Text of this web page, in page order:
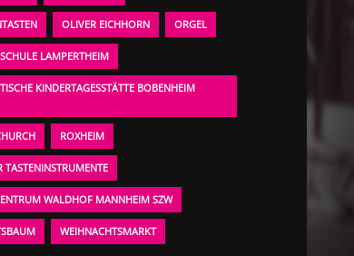
OLIVER EICHHORN ORGEL
LAMPERTHEIM
KINDERTAGESSTÄTTE BOBENHEIM
ROXHEIM
TASTENINSTRUMENTE
WALDHOF MANNHEIM SZW
WEIHNACHTSMARKT